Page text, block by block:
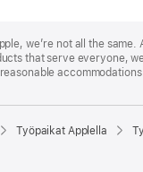
we’re not all the
that serve everyone,
Työpaikat Applella